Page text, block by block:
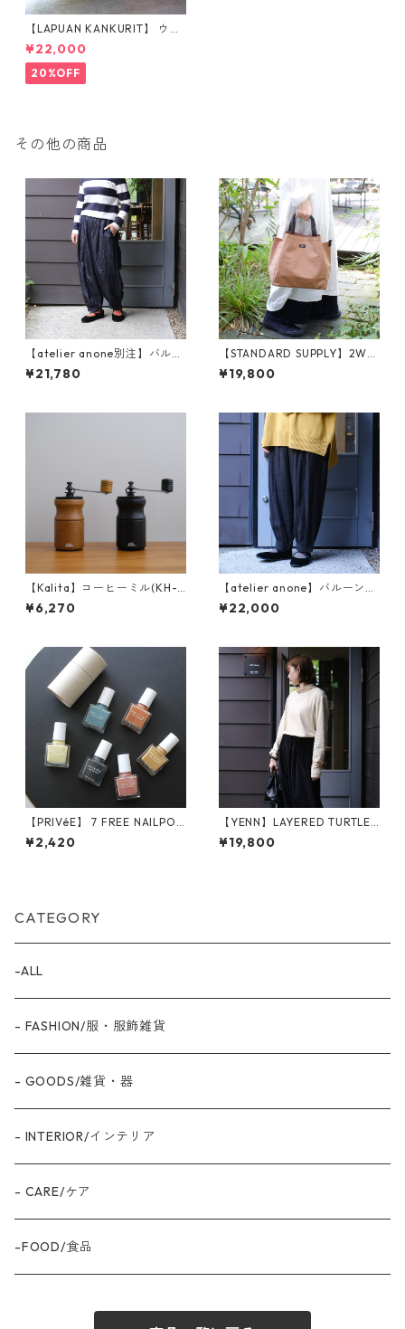
【LAPUAN KANKURIT】 ウー
ルブランケット（フル130×18
0cm）
¥22,000
20%OFF
その他の商品
【atelier anone別注】バルー
ンパンツ（any245)
¥21,780
【STANDARD SUPPLY】2WA
Y FOLD TOTE 2ウェイフォー
ルドトート
¥19,800
【Kalita】コーヒーミル(KH-1
0)
¥6,270
【atelier anone】バルーンパ
ンツ（an2576）
¥22,000
【PRIVéE】 7 FREE NAILPOLI
SH
¥2,420
【YENN】LAYERED TURTLE
PO (Y244-88093)
¥19,800
CATEGORY
-ALL
- FASHION/服・服飾雑貨
- GOODS/雑貨・器
- INTERIOR/インテリア
- CARE/ケア
-FOOD/食品